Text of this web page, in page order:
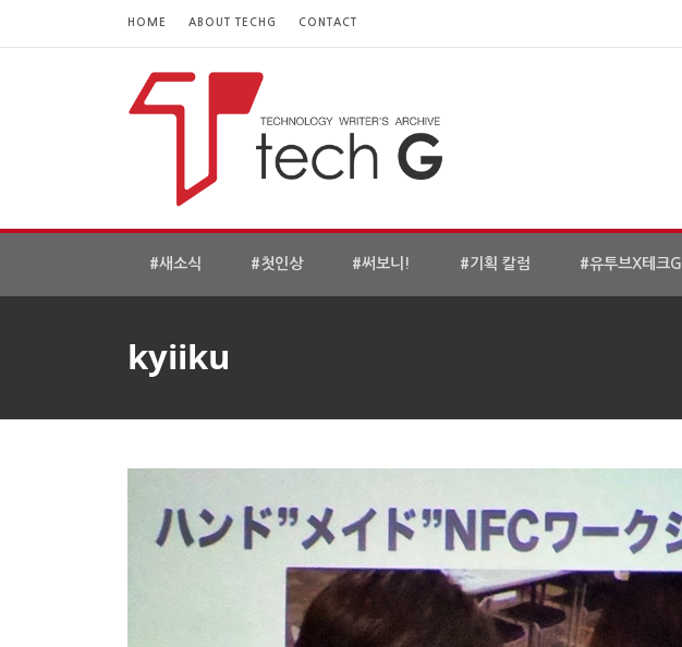
HOME ABOUT TECHG CONTACT
#새소식 #첫인상 #써보니! #기획 칼럼 #유투브X테크G
kyiiku